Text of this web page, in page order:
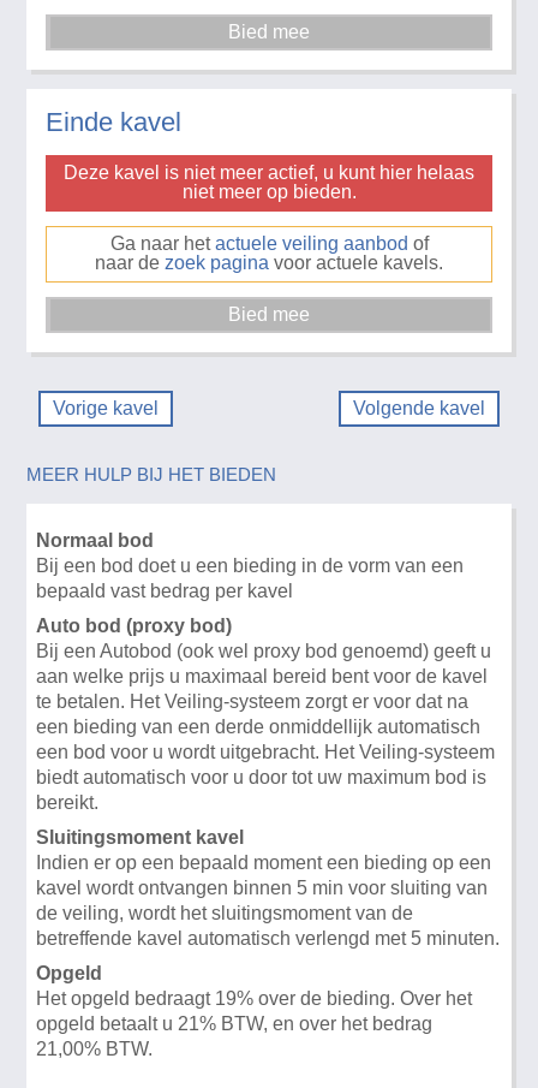
Einde kavel
Deze kavel is niet meer actief, u kunt hier helaas
niet meer op bieden.
Ga naar hetactuele veiling aanbod of
naar de zoek pagina voor actuele kavels.
Vorige kavel Volgende kavel
MEER HULP BIJ HET BIEDEN
Normaal bod
Bij een bod doet u een bieding in de vorm van een
bepaald vast bedrag per kavel
Auto bod (proxy bod)
Bij een Autobod (ook wel proxy bod genoemd) geeft u
aan welke prijs u maximaal bereid bent voor de kavel
te betalen. Het Veiling-systeem zorgt er voor dat na
een bieding van een derde onmiddellijk automatisch
een bod voor u wordt uitgebracht. Het Veiling-systeem
biedt automatisch voor u door tot uw maximum bod is
bereikt.
Sluitingsmoment kavel
Indien er op een bepaald moment een bieding op een
kavel wordt ontvangen binnen 5 min voor sluiting van
de veiling, wordt het sluitingsmoment van de
betreffende kavel automatisch verlengd met 5 minuten.
Opgeld
Het opgeld bedraagt 19% over de bieding. Over het
opgeld betaalt u 21% BTW, en over het bedrag
21,00% BTW.